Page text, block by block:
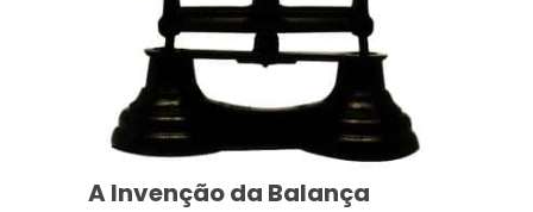
A Invenção da Balança